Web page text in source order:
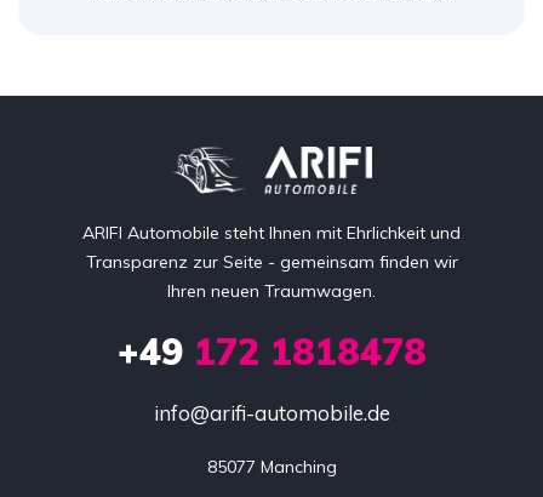
ARIFI Automobile steht Ihnen mit Ehrlichkeit und
Transparenz zur Seite - gemeinsam finden wir
Ihren neuen Traumwagen.
+49172 1818478
info@arifi-automobile.de
85077 Manching